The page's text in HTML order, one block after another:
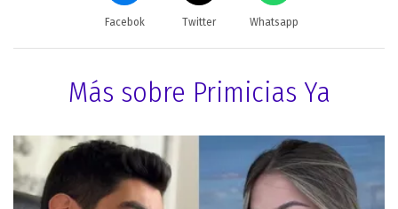
Facebok Twitter Whatsapp
Más sobre Primicias Ya